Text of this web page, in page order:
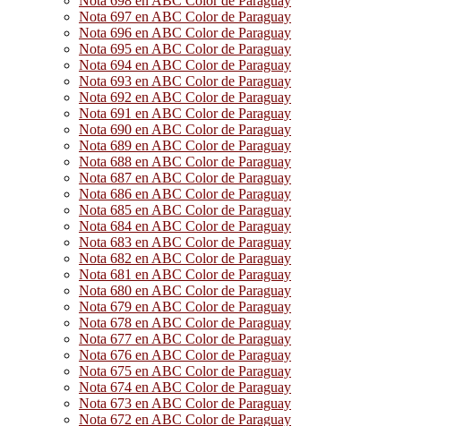
Nota 697 en ABC Color de Paraguay
Nota 696 en ABC Color de Paraguay
Nota 695 en ABC Color de Paraguay
Nota 694 en ABC Color de Paraguay
Nota 693 en ABC Color de Paraguay
Nota 692 en ABC Color de Paraguay
Nota 691 en ABC Color de Paraguay
Nota 690 en ABC Color de Paraguay
Nota 689 en ABC Color de Paraguay
Nota 688 en ABC Color de Paraguay
Nota 687 en ABC Color de Paraguay
Nota 686 en ABC Color de Paraguay
Nota 685 en ABC Color de Paraguay
Nota 684 en ABC Color de Paraguay
Nota 683 en ABC Color de Paraguay
Nota 682 en ABC Color de Paraguay
Nota 681 en ABC Color de Paraguay
Nota 680 en ABC Color de Paraguay
Nota 679 en ABC Color de Paraguay
Nota 678 en ABC Color de Paraguay
Nota 677 en ABC Color de Paraguay
Nota 676 en ABC Color de Paraguay
Nota 675 en ABC Color de Paraguay
Nota 674 en ABC Color de Paraguay
Nota 673 en ABC Color de Paraguay
Nota 672 en ABC Color de Paraguay